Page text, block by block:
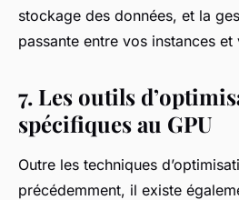
stockage des données, et la
passante entre vos instances et
7. Les outils
spécifiques au GPU
Outre les techniques
précédemment, il existe